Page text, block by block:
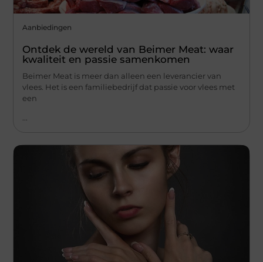
Aanbiedingen
Ontdek de wereld van Beimer Meat: waar
kwaliteit en passie samenkomen
Beimer Meat is meer dan alleen een leverancier van
vlees. Het is een familiebedrijf dat passie voor vlees met
een